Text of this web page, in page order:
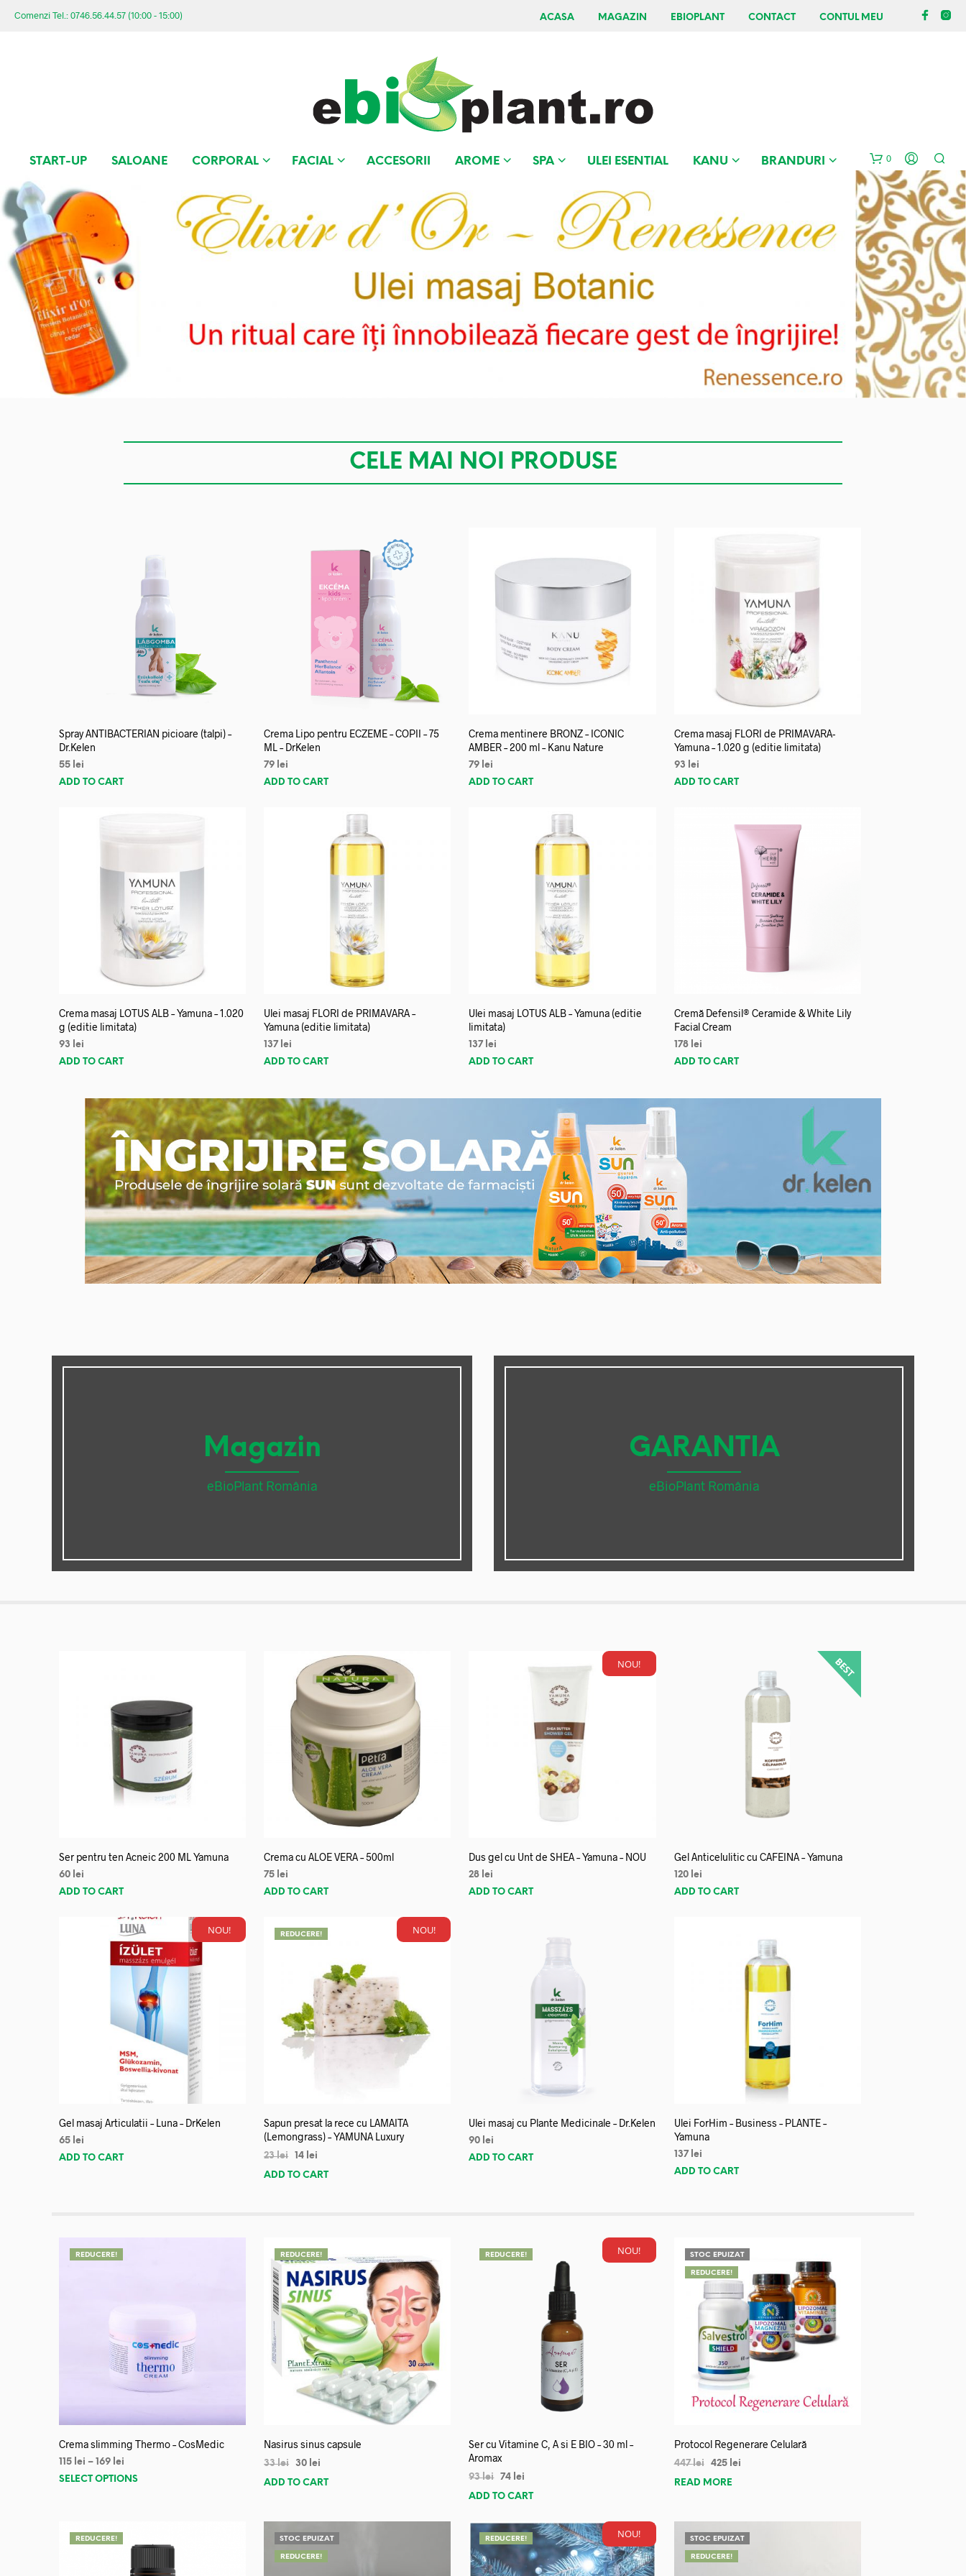
Comenzi Tel.: 0746.56.44.57 (10:00 - 15:00) ACASA MAGAZIN EBIOPLANT CONTACT CONTUL MEU
START-UP SALOANE CORPORAL FACIAL ACCESORII AROME SPA ULEI ESENTIAL KANU BRANDURI 0
CELE MAI NOI PRODUSE
Spray ANTIBACTERIAN picioare (talpi) –
Dr.Kelen
55 lei
ADD TO CART
Crema Lipo pentru ECZEME – COPII – 75
ML – DrKelen
79 lei
ADD TO CART
Crema mentinere BRONZ – ICONIC
AMBER – 200 ml – Kanu Nature
79 lei
ADD TO CART
Crema masaj FLORI de PRIMAVARA-
Yamuna – 1.020 g (editie limitata)
93
lei
ADD TO CART
Crema masaj LOTUS ALB – Yamuna – 1.020
g (editie limitata)
93
lei
ADD TO CART
Ulei masaj FLORI de PRIMAVARA –
Yamuna (editie limitata)
137 lei
ADD TO CART
Ulei masaj LOTUS ALB – Yamuna (editie
limitata)
137 lei
ADD TO CART
Cremă Defensil® Ceramide & White Lily
Facial Cream
178 lei
ADD TO CART
Magazin
eBioPlant România
GARANTIA
eBioPlant România
Ser pentru ten Acneic 200 ML Yamuna
60 lei
ADD TO CART
Crema cu ALOE VERA – 500ml
75 lei
ADD TO CART
NOU!
Dus gel cu Unt de SHEA – Yamuna – NOU
28 lei
ADD TO CART
Gel Anticelulitic cu CAFEINA – Yamuna
120 lei
ADD TO CART
NOU!
Gel masaj Articulatii – Luna – DrKelen
65 lei
ADD TO CART
NOU!
REDUCERE!
Sapun presat la rece cu LAMAITA
(Lemongrass) – YAMUNA Luxury
23lei 14 lei
ADD TO CART
Ulei masaj cu Plante Medicinale – Dr.Kelen
90 lei
ADD TO CART
Ulei ForHim – Business – PLANTE –
Yamuna
137 lei
ADD TO CART
REDUCERE!
Crema slimming Thermo – CosMedic
115 lei – 169 lei
SELECT OPTIONS
REDUCERE!
Nasirus sinus capsule
33lei 30 lei
ADD TO CART
NOU!
REDUCERE!
Ser cu Vitamine C, A si E BIO – 30 ml –
Aromax
93lei 74 lei
ADD TO CART
STOC EPUIZAT
REDUCERE!
Protocol Regenerare Celulară
447lei 425 lei
READ MORE
REDUCERE! STOC EPUIZAT
REDUCERE!
NOU!
REDUCERE! STOC EPUIZAT
REDUCERE!